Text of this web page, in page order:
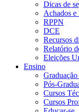
Dicas de
Achados e
RPPN
DCE
Recursos
Relatório
Eleições
Ensino
Pós-
Cursos
Cursos